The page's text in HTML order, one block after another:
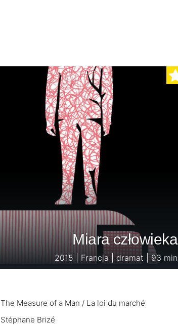
Miara człowieka
2015 | Francja | dramat | 93 min
The Measure of a Man / La loi du marché
Stéphane Brizé